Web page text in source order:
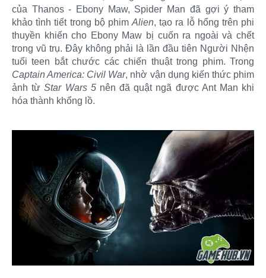
của Thanos - Ebony Maw, Spider Man đã gợi ý tham
khảo tình tiết trong bộ phim Alien, tạo ra lỗ hổng trên phi
thuyền khiến cho Ebony Maw bị cuốn ra ngoài và chết
trong vũ trụ. Đây không phải là lần đầu tiên Người Nhện
tuổi teen bắt chước các chiến thuật trong phim. Trong
Captain America: Civil War, nhờ vận dụng kiến thức phim
ảnh từ Star Wars 5nên đã quật ngã được Ant Man khi
hóa thành khổng lồ.